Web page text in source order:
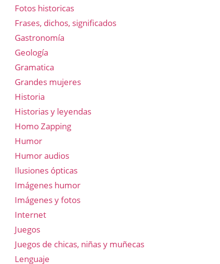
Fotos historicas
Frases, dichos, significados
Gastronomía
Geología
Gramatica
Grandes mujeres
Historia
Historias y leyendas
Homo Zapping
Humor
Humor audios
Ilusiones ópticas
Imágenes humor
Imágenes y fotos
Internet
Juegos
Juegos de chicas, niñas y muñecas
Lenguaje